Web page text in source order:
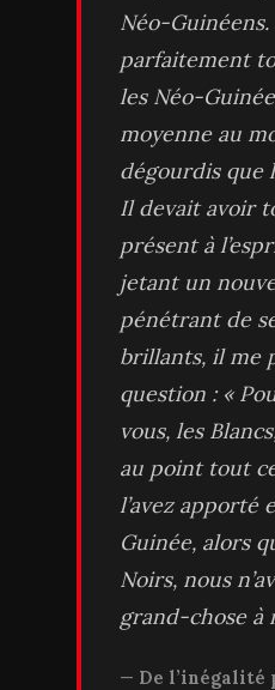
Néo-Guinéens.
parfaitement
les Néo-
moyenne au
dégourdis que
Il devait avoir
présent à
jetant un
pénétrant de
brillants, il me
question : «
vous, les
au point tout
l’avez apporté
Guinée, alors
Noirs, nous
grand-chose à
De l’inégalité